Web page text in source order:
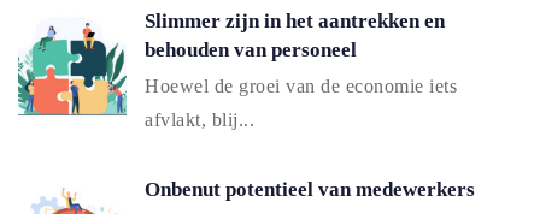
Slimmer zijn in het aantrekken en
behouden van personeel
Hoewel de groei van de economie iets
afvlakt, blij...
Onbenut potentieel van medewerkers